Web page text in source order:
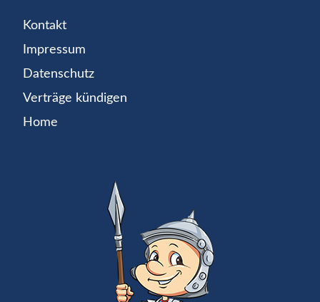
Kontakt
Impressum
Datenschutz
Verträge kündigen
Home